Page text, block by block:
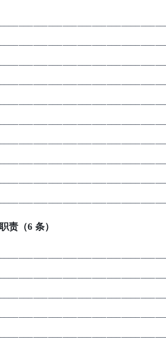
责（6 条）